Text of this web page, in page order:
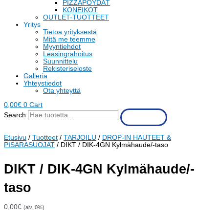
PIZZAPÖYDÄT
KONEIKOT
OUTLET-TUOTTEET
Yritys
Tietoa yrityksestä
Mitä me teemme
Myyntiehdot
Leasingrahoitus
Suunnittelu
Rekisteriseloste
Galleria
Yhteystiedot
Ota yhteyttä
0,00€ 0 Cart
Search
Etusivu / Tuotteet / TARJOILU / DROP-IN HAUTEET &
PISARASUOJAT / DIKT / DIK-4GN Kylmähaude/-taso
DIKT / DIK-4GN Kylmähaude/-
taso
0,00€ (alv. 0%)